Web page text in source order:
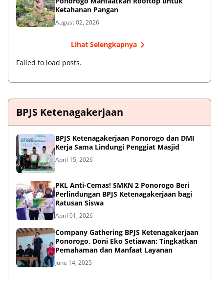
Ketahanan Pangan
August 02, 2026
Lihat Selengkapnya
Failed to load posts.
BPJS Ketenagakerjaan
BPJS Ketenagakerjaan Ponorogo dan DMI
Kerja Sama Lindungi Penggiat Masjid
April 15, 2026
PKL Anti-Cemas! SMKN 2 Ponorogo Beri
Perlindungan BPJS Ketenagakerjaan bagi
Ratusan Siswa
April 01, 2026
Company Gathering BPJS Ketenagakerjaan
Ponorogo, Doni Eko Setiawan: Tingkatkan
Pemahaman dan Manfaat Layanan
June 14, 2025